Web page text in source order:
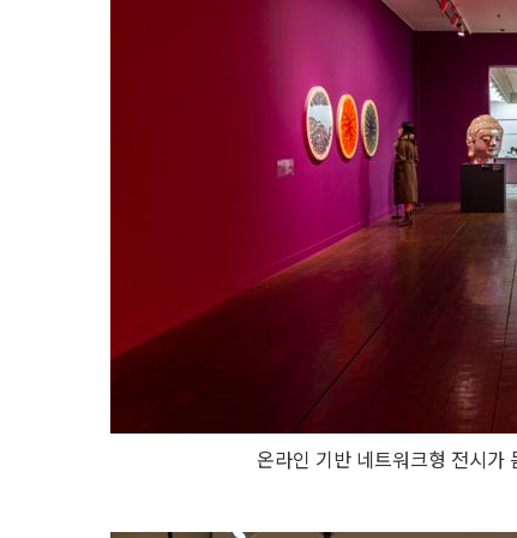
온라인 기반 네트워크형 전시